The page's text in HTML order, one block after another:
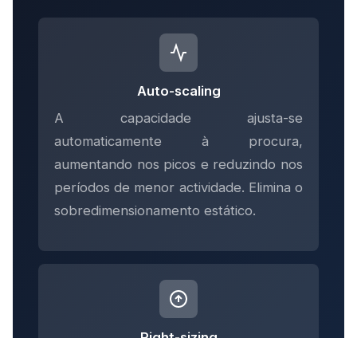
Auto-scaling
A capacidade ajusta-se
automaticamente à procura,
aumentando nos picos e reduzindo nos
períodos de menor actividade. Elimina o
sobredimensionamento estático.